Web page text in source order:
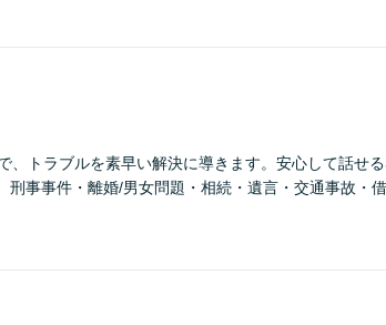
、トラブルを素早い解決に導きます。安心して話せ
刑事事件・離婚/男女問題・相続・遺言・交通事故・